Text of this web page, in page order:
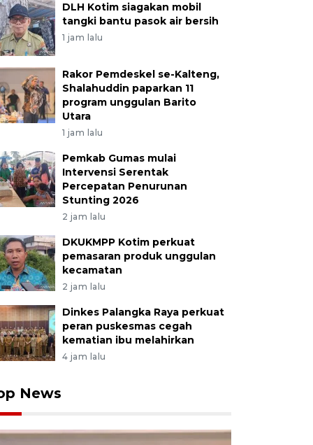
DLH Kotim siagakan mobil
tangki bantu pasok air bersih
1 jam lalu
Rakor Pemdeskel se-Kalteng,
Shalahuddin paparkan 11
program unggulan Barito
Utara
1 jam lalu
Pemkab Gumas mulai
Intervensi Serentak
Percepatan Penurunan
Stunting 2026
2 jam lalu
DKUKMPP Kotim perkuat
pemasaran produk unggulan
kecamatan
2 jam lalu
Dinkes Palangka Raya perkuat
peran puskesmas cegah
kematian ibu melahirkan
4 jam lalu
News